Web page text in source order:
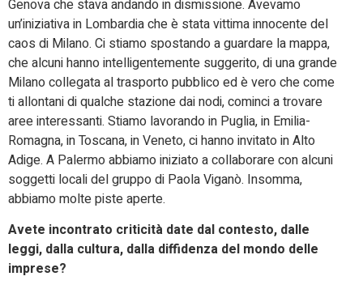
Genova che stava andando in dismissione. Avevamo
un’iniziativa in Lombardia che è stata vittima innocente del
caos di Milano. Ci stiamo spostando a guardare la mappa,
che alcuni hanno intelligentemente suggerito, di una grande
Milano collegata al trasporto pubblico ed è vero che come
ti allontani di qualche stazione dai nodi, cominci a trovare
aree interessanti. Stiamo lavorando in Puglia, in Emilia-
Romagna, in Toscana, in Veneto, ci hanno invitato in Alto
Adige. A Palermo abbiamo iniziato a collaborare con alcuni
soggetti locali del gruppo di Paola Viganò. Insomma,
abbiamo molte piste aperte.
Avete incontrato criticità date dal contesto, dalle
leggi, dalla cultura, dalla diffidenza del mondo delle
imprese?